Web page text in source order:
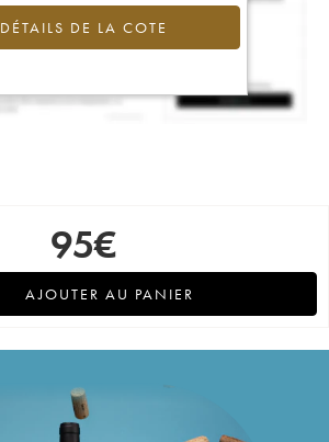
DÉTAILS DE LA COTE
95€
AJOUTER AU PANIER